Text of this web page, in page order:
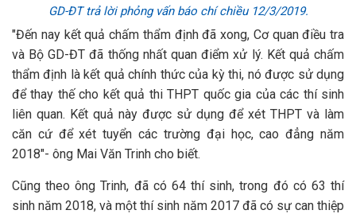
GD-ĐT trả lời phỏng vấn báo chí chiều 12/3/2019.
"Đến nay kết quả chấm thẩm định đã xong, Cơ quan điều tra
và Bộ GD-ĐT đã thống nhất quan điểm xử lý. Kết quả chấm
thẩm định là kết quả chính thức của kỳ thi, nó được sử dụng
để thay thế cho kết quả thi THPT quốc gia của các thí sinh
liên quan. Kết quả này được sử dụng để xét THPT và làm
căn cứ để xét tuyển các trường đại học, cao đẳng năm
2018"- ông Mai Văn Trinh cho biết.
Cũng theo ông Trinh, đã có 64 thí sinh, trong đó có 63 thí
sinh năm 2018, và một thí sinh năm 2017 đã có sự can thiệp